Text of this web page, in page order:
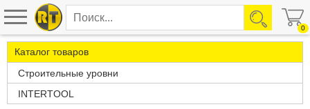
0
Каталог товаров
Строительные уровни
INTERTOOL